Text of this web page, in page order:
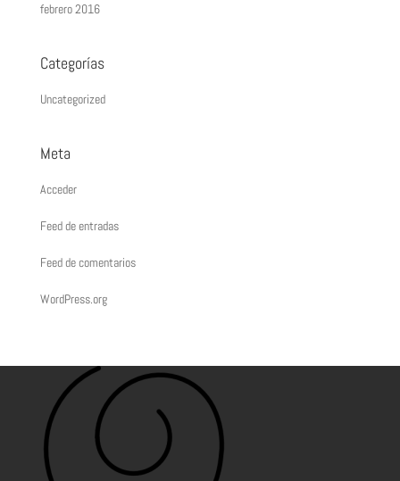
febrero 2016
Categorías
Uncategorized
Meta
Acceder
Feed de entradas
Feed de comentarios
WordPress.org